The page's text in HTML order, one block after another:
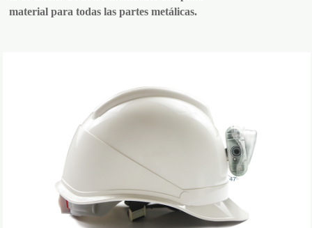
material para todas las partes metálicas.